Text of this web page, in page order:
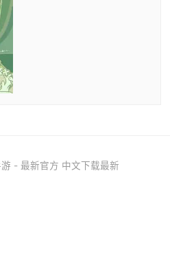
- 最新官方 中文下载最新